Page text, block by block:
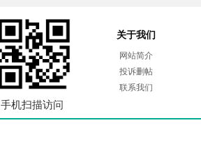
手机扫描访问
关于我们
网站简介
投诉删帖
联系我们